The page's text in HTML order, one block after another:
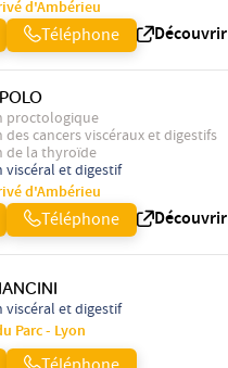
d'Ambérieu
Téléphone Découvrir
proctologique
cancers viscéraux et digestifs
de la thyroïde
viscéral et digestif
d'Ambérieu
Téléphone Découvrir
viscéral et digestif
Parc - Lyon